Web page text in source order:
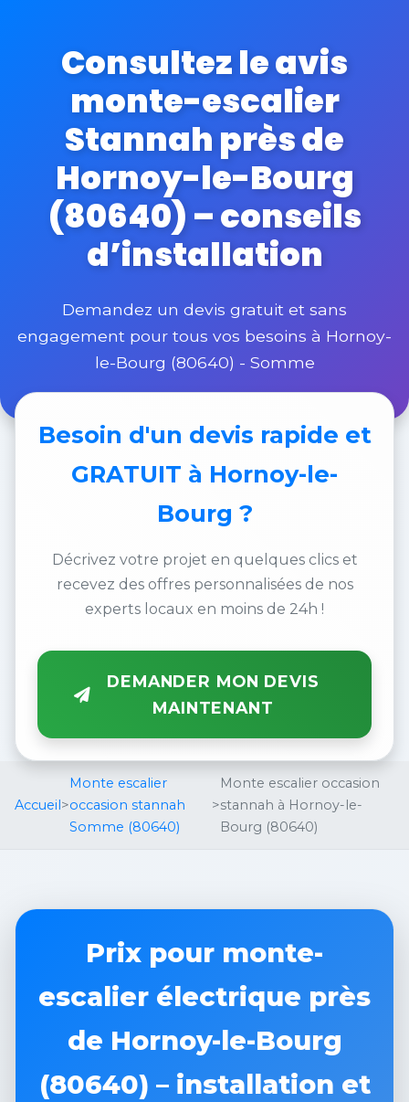
Consultez le avis
monte-escalier
Stannah près de
Hornoy-le-Bourg
(80640) – conseils
d’installation
Demandez un devis gratuit et sans
engagement pour tous vos besoins à Hornoy-
le-Bourg (80640) - Somme
Besoin d'un devis rapide et
GRATUIT à Hornoy-le-
Bourg ?
Décrivez votre projet en quelques clics et
recevez des offres personnalisées de nos
experts locaux en moins de 24h !
DEMANDER MON DEVIS
MAINTENANT
Accueil >
Monte escalier
occasion stannah
Somme (80640)
>
Monte escalier occasion
stannah à Hornoy-le-
Bourg (80640)
Prix pour monte-
escalier électrique près
de Hornoy-le-Bourg
(80640) – installation et